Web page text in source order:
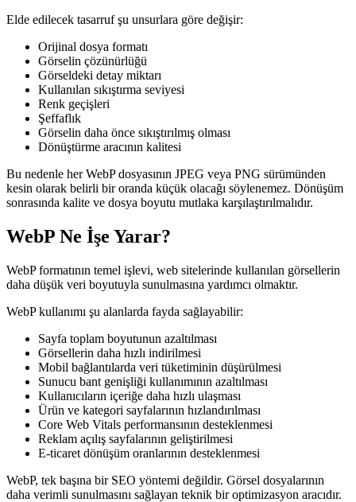
Elde edilecek tasarruf şu unsurlara göre değişir:
Orijinal dosya formatı
Görselin çözünürlüğü
Görseldeki detay miktarı
Kullanılan sıkıştırma seviyesi
Renk geçişleri
Şeffaflık
Görselin daha önce sıkıştırılmış olması
Dönüştürme aracının kalitesi
Bu nedenle her WebP dosyasının JPEG veya PNG sürümünden
kesin olarak belirli bir oranda küçük olacağı söylenemez. Dönüşüm
sonrasında kalite ve dosya boyutu mutlaka karşılaştırılmalıdır.
WebP Ne İşe Yarar?
WebP formatının temel işlevi, web sitelerinde kullanılan görsellerin
daha düşük veri boyutuyla sunulmasına yardımcı olmaktır.
WebP kullanımı şu alanlarda fayda sağlayabilir:
Sayfa toplam boyutunun azaltılması
Görsellerin daha hızlı indirilmesi
Mobil bağlantılarda veri tüketiminin düşürülmesi
Sunucu bant genişliği kullanımının azaltılması
Kullanıcıların içeriğe daha hızlı ulaşması
Ürün ve kategori sayfalarının hızlandırılması
Core Web Vitals performansının desteklenmesi
Reklam açılış sayfalarının geliştirilmesi
E-ticaret dönüşüm oranlarının desteklenmesi
WebP, tek başına bir SEO yöntemi değildir. Görsel dosyalarının
daha verimli sunulmasını sağlayan teknik bir optimizasyon aracıdır.